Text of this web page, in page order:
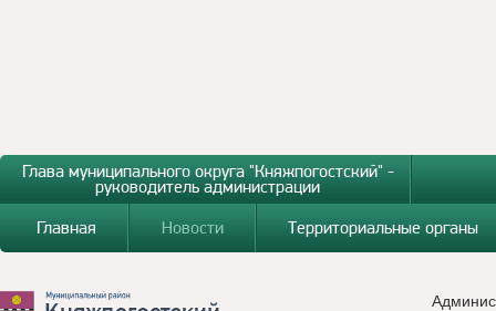
Глава муниципального округа "Княжпогостский" -
руководитель администрации
Главная
Новости Территориальные органы